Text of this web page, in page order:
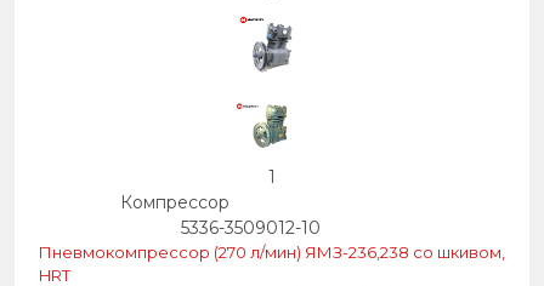
1
Компрессор
5336-3509012-10
Пневмокомпрессор (270 л/мин) ЯМЗ-236,238 со шкивом,
HRT